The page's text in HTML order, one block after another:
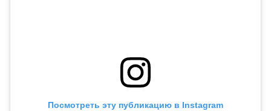
Посмотреть эту публикацию в Instagram